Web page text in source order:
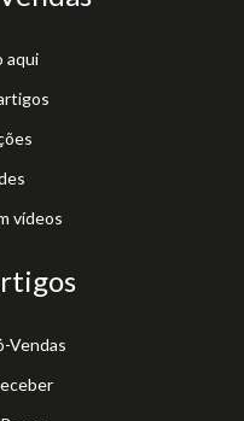
aqui
vídeos
Vendas